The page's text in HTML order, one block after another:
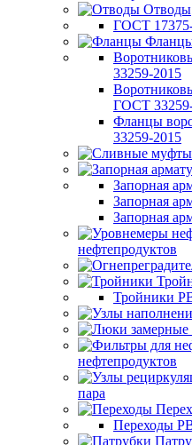
Отводы
ГОСТ
33259-2015
ГОСТ
Фланцы
33259-2015
Запорная
Запорная
Запорная
нефтепродуктов
Тройники
нефтепродуктов
пара
Переходы